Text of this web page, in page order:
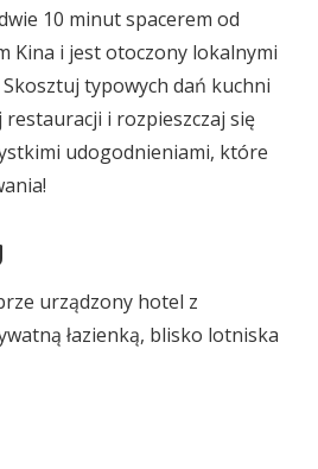
10 minut spacerem od
Kina i jest otoczony lokalnymi
typowych dań kuchni
restauracji i rozpieszczaj się
udogodnieniami, które
urządzony hotel z
łazienką, blisko lotniska